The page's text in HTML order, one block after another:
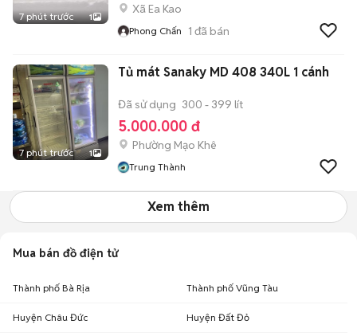
7 phút trước 1
Xã Ea Kao
Phong Chấn 1 đã bán
7 phút trước 1
Tủ mát Sanaky MD 408 340L 1 cánh
Đã sử dụng 300 - 399 lít
5.000.000 đ
Phường Mạo Khê
Trung Thành
Xem thêm
Mua bán đồ điện tử
Thành phố Bà Rịa Thành phố Vũng Tàu
Huyện Châu Đức Huyện Đất Đỏ